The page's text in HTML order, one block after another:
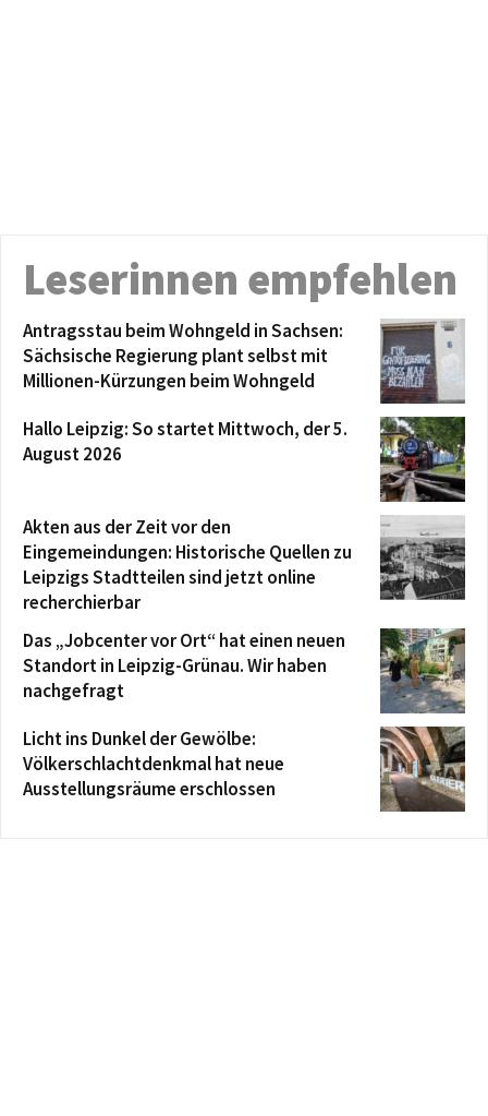
Leserinnen empfehlen
Antragsstau beim Wohngeld in Sachsen:
Sächsische Regierung plant selbst mit
Millionen-Kürzungen beim Wohngeld
Hallo Leipzig: So startet Mittwoch, der 5.
August 2026
Akten aus der Zeit vor den
Eingemeindungen: Historische Quellen zu
Leipzigs Stadtteilen sind jetzt online
recherchierbar
Das „Jobcenter vor Ort“ hat einen neuen
Standort in Leipzig-Grünau. Wir haben
nachgefragt
Licht ins Dunkel der Gewölbe:
Völkerschlachtdenkmal hat neue
Ausstellungsräume erschlossen